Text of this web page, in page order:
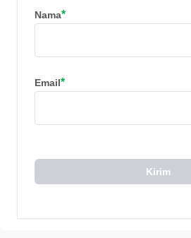
Nama*
Email*
Kirim